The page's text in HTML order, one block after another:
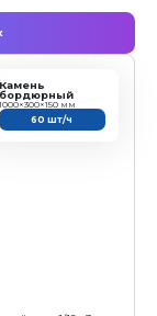
мм
1150х600х40 мм
мм